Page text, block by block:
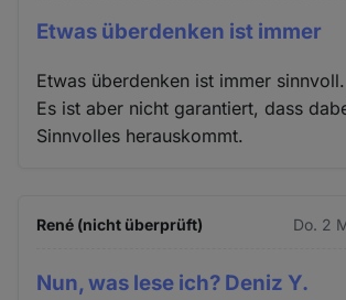
Etwas überdenken ist immer
Etwas überdenken ist immer sinnvoll.
Es ist aber nicht garantiert, dass
Sinnvolles herauskommt.
René (nicht überprüft) Do. 2
Nun, was lese ich? Deniz Y.